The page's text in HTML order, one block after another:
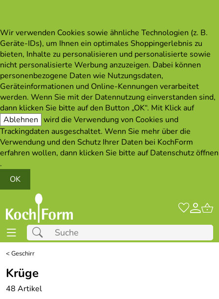
Wir verwenden Cookies sowie ähnliche Technologien (z. B.
Geräte-IDs), um Ihnen ein optimales Shoppingerlebnis zu
bieten, Inhalte zu personalisieren und personalisierte sowie
nicht personalisierte Werbung anzuzeigen. Dabei können
personenbezogene Daten wie Nutzungsdaten,
Geräteinformationen und Online-Kennungen verarbeitet
werden. Wenn Sie mit der Datennutzung einverstanden sind,
dann klicken Sie bitte auf den Button „OK“. Mit Klick auf
Ablehnen wird die Verwendung von Cookies und
Trackingdaten ausgeschaltet. Wenn Sie mehr über die
Verwendung und den Schutz Ihrer Daten bei KochForm
erfahren wollen, dann klicken Sie bitte aufDatenschutz öffnen
.
OK
<Geschirr
Krüge
48 Artikel